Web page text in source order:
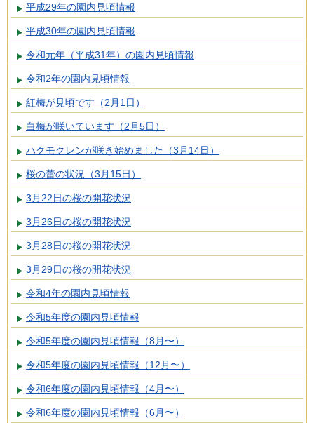
平成29年の園内見頃情報
平成30年の園内見頃情報
令和元年（平成31年）の園内見頃情報
令和2年の園内見頃情報
紅梅が見頃です（2月1日）
白梅が咲いています（2月5日）
ハクモクレンが咲き始めました（3月14日）
桜の蕾の状況（3月15日）
3月22日の桜の開花状況
3月26日の桜の開花状況
3月28日の桜の開花状況
3月29日の桜の開花状況
令和4年の園内見頃情報
令和5年度の園内見頃情報
令和5年度の園内見頃情報（8月〜）
令和5年度の園内見頃情報（12月〜）
令和6年度の園内見頃情報（4月〜）
令和6年度の園内見頃情報（6月〜）